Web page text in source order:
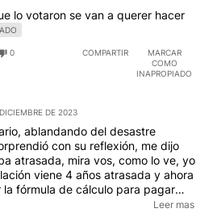
lo votaron se van a querer hacer
0 COMPARTIR
MARCAR
COMO
INAPROPIADO
DE 2023
ablandando del desastre
con su reflexión, me dijo
atrasada, mira vos, como lo ve, yo
viene 4 años atrasada y ahora
fórmula de cálculo para pagar
un gasto, aportes 40 años y
Leer mas